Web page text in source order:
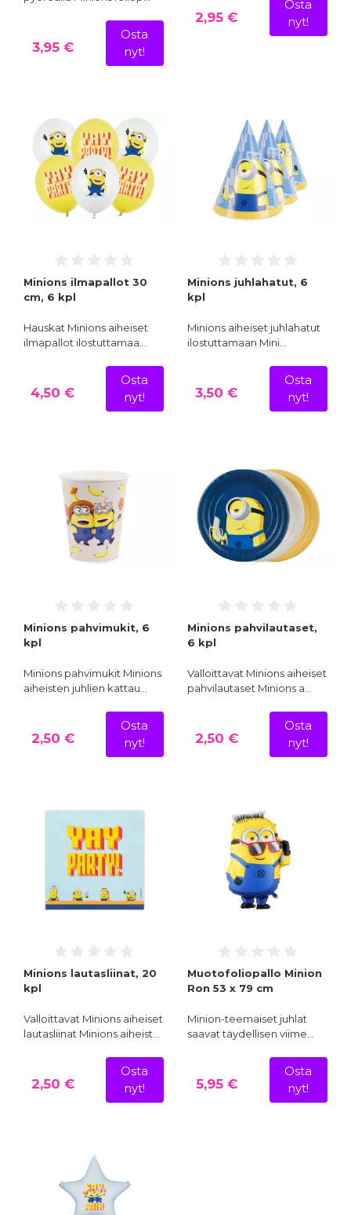
3,95 €
Osta
nyt!
2,95 €
Osta
nyt!
Minions ilmapallot 30
cm, 6 kpl
Hauskat Minions aiheiset
ilmapallot ilostuttamaa…
4,50 €
Osta
nyt!
Minions juhlahatut, 6
kpl
Minions aiheiset juhlahatut
ilostuttamaan Mini…
3,50 €
Osta
nyt!
Minions pahvimukit, 6
kpl
Minions pahvimukit Minions
aiheisten juhlien kattau…
2,50 €
Osta
nyt!
Minions pahvilautaset,
6 kpl
Valloittavat Minions aiheiset
pahvilautaset Minions a…
2,50 €
Osta
nyt!
Minions lautasliinat, 20
kpl
Valloittavat Minions aiheiset
lautasliinat Minions aiheist…
2,50 €
Osta
nyt!
Muotofoliopallo Minion
Ron 53 x 79 cm
Minion-teemaiset juhlat
saavat täydellisen viime…
5,95 €
Osta
nyt!